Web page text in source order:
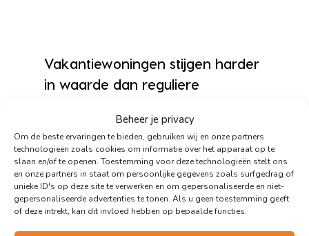
Beheer je privacy
Om de beste ervaringen te bieden, gebruiken wij en onze partners
technologieën zoals cookies om informatie over het apparaat op te
slaan en/of te openen. Toestemming voor deze technologieën stelt ons
en onze partners in staat om persoonlijke gegevens zoals surfgedrag of
unieke ID's op deze site te verwerken en om gepersonaliseerde en niet-
gepersonaliseerde advertenties te tonen. Als u geen toestemming geeft
of deze intrekt, kan dit invloed hebben op bepaalde functies.
Vakantiewoningen stijgen harder
in waarde dan reguliere
Terwijl de reguliere woningmarkt in 2024
profiteerde van een groter en betaalbaarder
aanbod, zien we bij recreatiewoningen het
tegenovergestelde gebeuren. Het beperkte
aanbod zorgt ervoor dat vakantiewoningen